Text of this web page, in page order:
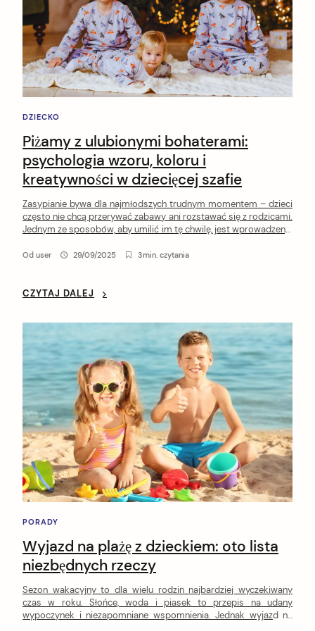
DZIECKO
Piżamy z ulubionymi bohaterami:
psychologia wzoru, koloru i
kreatywności w dziecięcej szafie
Zasypianie bywa dla najmłodszych trudnym momentem – dzieci
często nie chcą przerywać zabawy ani rozstawać się z rodzicami.
Jednym ze sposobów, aby umilić im tę chwilę, jest wprowadzenie
To nie tylko element garderoby, ale także narzędzie, które może
Od user 29/09/2025 3min. czytania
CZYTAJ DALEJ
PORADY
Wyjazd na plażę z dzieckiem: oto lista
niezbędnych rzeczy
Sezon wakacyjny to dla wielu rodzin najbardziej wyczekiwany
czas w roku. Słońce, woda i piasek to przepis na udany
wypoczynek i niezapomniane wspomnienia. Jednak wyjazd na